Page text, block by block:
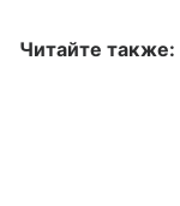
Читайте также: